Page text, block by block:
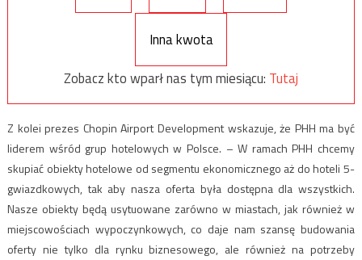
Inna kwota
Zobacz kto wparł nas tym miesiącu: Tutaj
Z kolei prezes Chopin Airport Development wskazuje, że PHH ma być
liderem wśród grup hotelowych w Polsce. – W ramach PHH chcemy
skupiać obiekty hotelowe od segmentu ekonomicznego aż do hoteli 5-
gwiazdkowych, tak aby nasza oferta była dostępna dla wszystkich.
Nasze obiekty będą usytuowane zarówno w miastach, jak również w
miejscowościach wypoczynkowych, co daje nam szansę budowania
oferty nie tylko dla rynku biznesowego, ale również na potrzeby